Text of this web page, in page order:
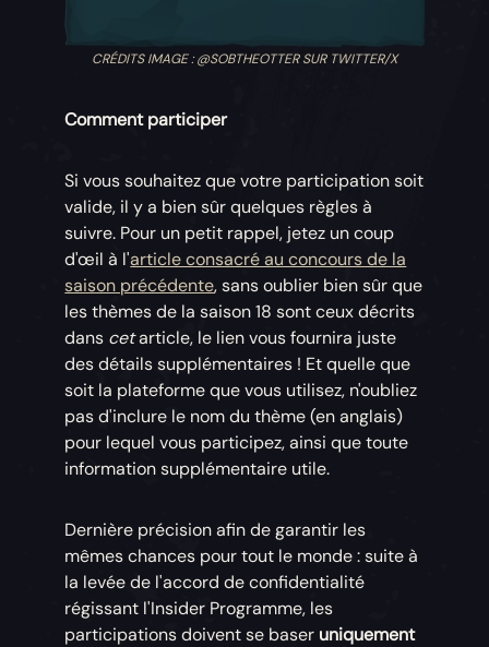
CRÉDITS IMAGE : @SOBTHEOTTER SUR TWITTER/X
Comment participer
Si vous souhaitez que votre participation soit
valide, il y a bien sûr quelques règles à
suivre. Pour un petit rappel, jetez un coup
d'œil à l'article consacré au concours de la
saison précédente, sans oublier bien sûr que
les thèmes de la saison 18 sont ceux décrits
dans cetarticle, le lien vous fournira juste
des détails supplémentaires ! Et quelle que
soit la plateforme que vous utilisez, n'oubliez
pas d'inclure le nom du thème (en anglais)
pour lequel vous participez, ainsi que toute
information supplémentaire utile.
Dernière précision afin de garantir les
mêmes chances pour tout le monde : suite à
la levée de l'accord de confidentialité
régissant l'Insider Programme, les
participations doivent se baser uniquement